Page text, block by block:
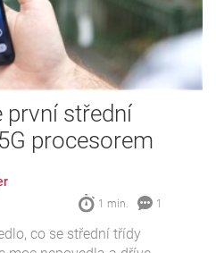
první střední
procesorem
1 min. 1
co se střední třídy